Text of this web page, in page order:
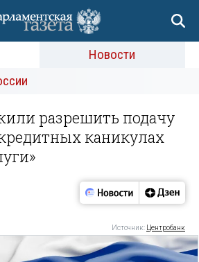
Новости
разрешить подачу
каникулах
Источник: Центробанк